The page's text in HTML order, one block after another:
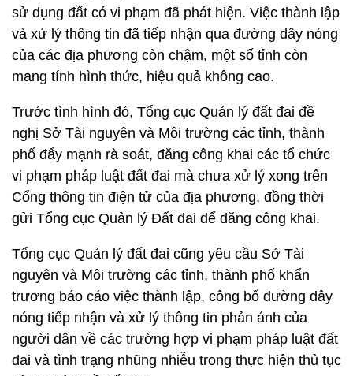
sử dụng đất có vi phạm đã phát hiện. Việc thành lập
và xử lý thông tin đã tiếp nhận qua đường dây nóng
của các địa phương còn chậm, một số tỉnh còn
mang tính hình thức, hiệu quả không cao.
Trước tình hình đó, Tổng cục Quản lý đất đai đề
nghị Sở Tài nguyên và Môi trường các tỉnh, thành
phố đẩy mạnh rà soát, đăng công khai các tổ chức
vi phạm pháp luật đất đai mà chưa xử lý xong trên
Cổng thông tin điện tử của địa phương, đồng thời
gửi Tổng cục Quản lý Đất đai để đăng công khai.
Tổng cục Quản lý đất đai cũng yêu cầu Sở Tài
nguyên và Môi trường các tỉnh, thành phố khẩn
trương báo cáo việc thành lập, công bố đường dây
nóng tiếp nhận và xử lý thông tin phản ánh của
người dân về các trường hợp vi phạm pháp luật đất
đai và tình trạng nhũng nhiễu trong thực hiện thủ tục